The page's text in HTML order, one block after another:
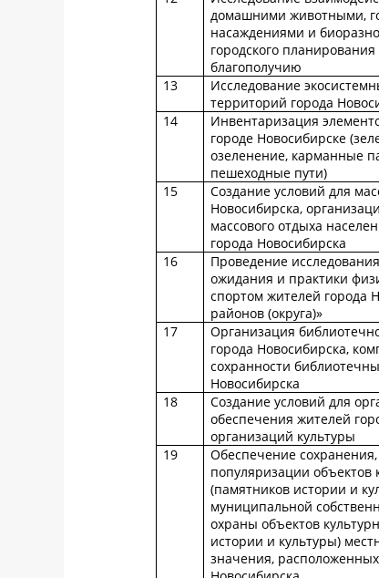
домашними животными,
насаждениями и
городского
благополучию
13
Исследование
территорий города
14
Инвентаризация
городе Новосибирске
озеленение, карманные
пешеходные пути)
15
Создание условий для
Новосибирска,
массового отдыха
города Новосибирска
16
Проведение
ожидания и практики
спортом жителей города
районов (округа)»
17
Организация
города Новосибирска,
сохранности
Новосибирска
18
Создание условий для
обеспечения жителей
организаций культуры
19
Обеспечение
популяризации объектов
(памятников истории и
муниципальной
охраны объектов
истории и культуры)
значения,